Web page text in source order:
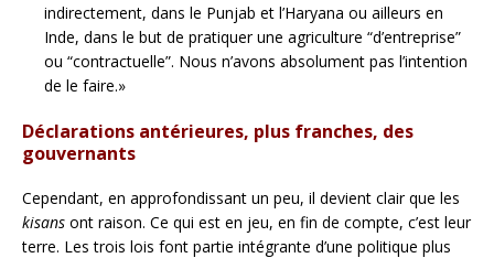
indirectement, dans le Punjab et l’Haryana ou ailleurs en
Inde, dans le but de pratiquer une agriculture “d’entreprise”
ou “contractuelle”. Nous n’avons absolument pas l’intention
de le faire.»
Déclarations antérieures, plus franches, des
gouvernants
Cependant, en approfondissant un peu, il devient clair que les
kisans ont raison. Ce qui est en jeu, en fin de compte, c’est leur
terre. Les trois lois font partie intégrante d’une politique plus